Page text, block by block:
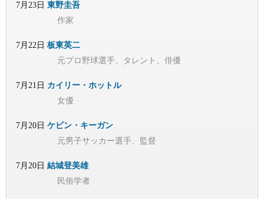
7月23日 東野圭吾
作家
7月22日 板東英二
元プロ野球選手、タレント、俳優
7月21日 カイリー・ホットル
女優
7月20日 ケビン・キーガン
元男子サッカー選手、監督
7月20日 結城登美雄
民俗学者